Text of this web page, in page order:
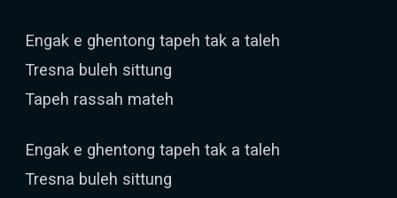
Engak e ghentong tapeh tak a taleh
Tresna buleh sittung
Tapeh rassah mateh
Engak e ghentong tapeh tak a taleh
Tresna buleh sittung